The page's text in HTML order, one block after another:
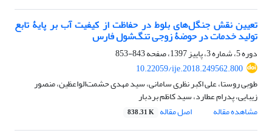
تعیین نقش جنگل‏‌های بلوط در حفاظت از کیفیت آب بر پایۀ تابع
تولید خدمات در حوضۀ زوجی تنگ‌شول فارس
دوره 5، شماره 3، پاییز 1397، صفحه
843-853
10.22059/ije.2018.249562.800
طوبی روستا، علی اکبر نظری سامانی، سید مهدی حشمت‌الواعظین، منصور
زیبایی، پدرام عطارد، سید کاظم بردبار
مشاهده مقاله
اصل مقاله 838.31 K